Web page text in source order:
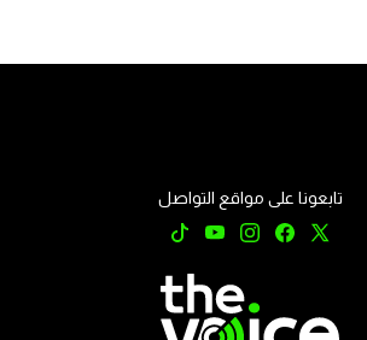
تابعونا على مواقع التواصل